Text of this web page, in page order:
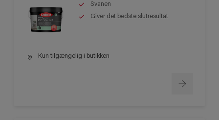
Svanen
Giver det bedste slutresultat
Kun tilgængelig i butikken